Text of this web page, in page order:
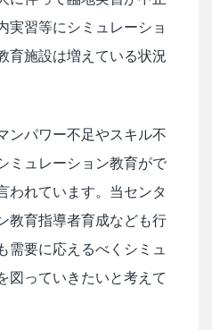
実習等にシミュレーショ
育施設は増えている状況
ンパワー不足やスキル不
ミュレーション教育がで
われています。当センタ
教育指導者育成なども行
需要に応えるべくシミュ
図っていきたいと考えて